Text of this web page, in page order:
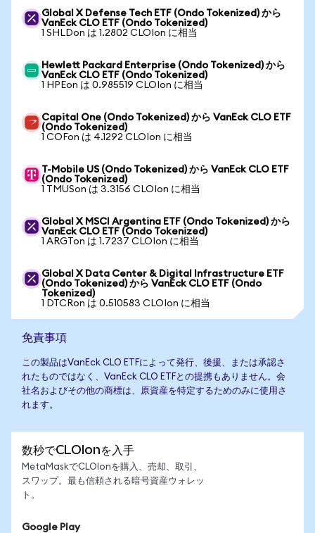
Global X Defense Tech ETF (Ondo Tokenized) から
VanEck CLO ETF (Ondo Tokenized)
1 SHLDon は 1.2802 CLOIon に相当
Hewlett Packard Enterprise (Ondo Tokenized) から
VanEck CLO ETF (Ondo Tokenized)
1 HPEon は 0.985519 CLOIon に相当
Capital One (Ondo Tokenized) から VanEck CLO ETF
(Ondo Tokenized)
1 COFon は 4.1292 CLOIon に相当
T-Mobile US (Ondo Tokenized) から VanEck CLO ETF
(Ondo Tokenized)
1 TMUSon は 3.3156 CLOIon に相当
Global X MSCI Argentina ETF (Ondo Tokenized) から
VanEck CLO ETF (Ondo Tokenized)
1 ARGTon は 1.7237 CLOIon に相当
Global X Data Center & Digital Infrastructure ETF
(Ondo Tokenized) から VanEck CLO ETF (Ondo
Tokenized)
1 DTCRon は 0.510583 CLOIon に相当
免責事項
この製品はVanEck CLO ETFによって発行、後援、または承認さ
れたものではなく、VanEck CLO ETFとの提携もありません。会
社名およびその他の商標は、原資産を特定するためのみに使用さ
れます。
数秒でCLOIonを入手
MetaMaskでCLOIonを購入、売却、取引、
スワップ。最も信頼される暗号資産ウォレッ
ト。
Google Play